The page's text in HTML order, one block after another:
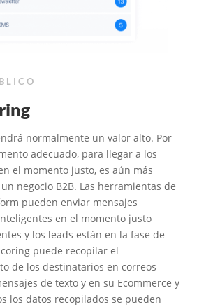
normalmente un valor alto. Por
adecuado, para llegar a los
el momento justo, es aún más
negocio B2B. Las herramientas de
pueden enviar mensajes
en el momento justo
y los leads están en la fase de
puede recopilar el
de los destinatarios en correos
de texto y en su Ecommerce y
los datos recopilados se pueden